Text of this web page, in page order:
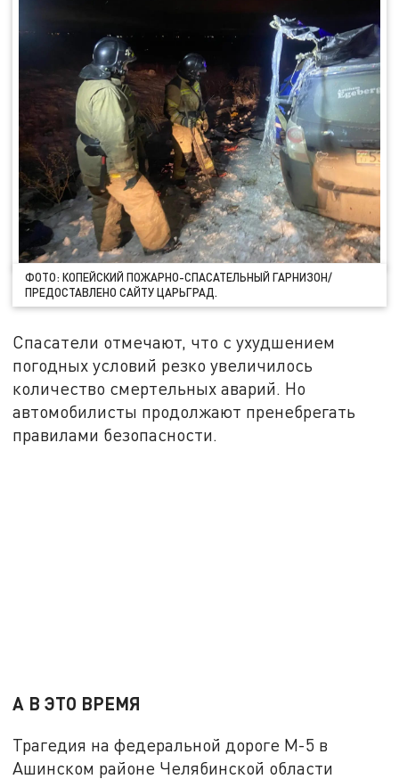
ФОТО: КОПЕЙСКИЙ ПОЖАРНО-СПАСАТЕЛЬНЫЙ ГАРНИЗОН/
ПРЕДОСТАВЛЕНО САЙТУ ЦАРЬГРАД.
Спасатели отмечают, что с ухудшением
погодных условий резко увеличилось
количество смертельных аварий. Но
автомобилисты продолжают пренебрегать
правилами безопасности.
А В ЭТО ВРЕМЯ
Трагедия на федеральной дороге М-5 в
Ашинском районе Челябинской области